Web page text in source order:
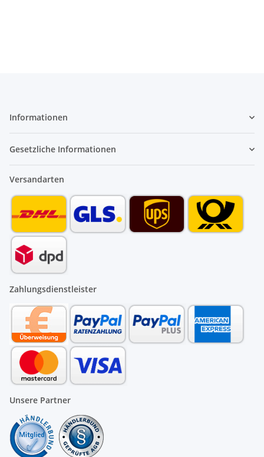
Informationen
Gesetzliche Informationen
Versandarten
Zahlungsdienstleister
Unsere Partner